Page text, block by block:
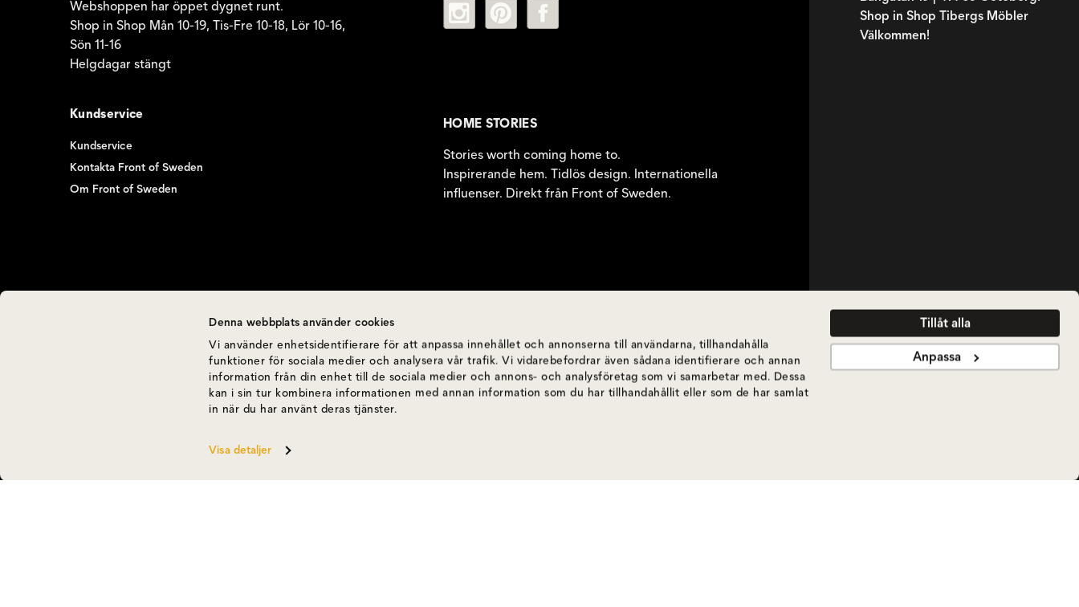
Denna webbplats använder cookies
Vi använder enhetsidentifierare för att anpassa innehållet och annonserna till användarna, tillhandahålla
funktioner för sociala medier och analysera vår trafik. Vi vidarebefordrar även sådana identifierare och annan
information från din enhet till de sociala medier och annons- och analysföretag som vi samarbetar med. Dessa
kan i sin tur kombinera informationen med annan information som du har tillhandahållit eller som de har samlat
in när du har använt deras tjänster.
Visa detaljer
Tillåt alla
Anpassa
Webshoppen har öppet dygnet runt.
Shop in Shop Mån 10-19, Tis-Fre 10-18, Lör 10-16,
Sön 11-16
Helgdagar stängt
Kundservice
Kundservice
Kontakta Front of Sweden
Om Front of Sweden
HOME STORIES
Stories worth coming home to.
Inspirerande hem. Tidlös design. Internationella
influenser. Direkt från Front of Sweden.
Shop in Shop Tibergs Möbler
Välkommen!